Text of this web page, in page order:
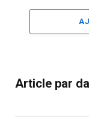
Article par